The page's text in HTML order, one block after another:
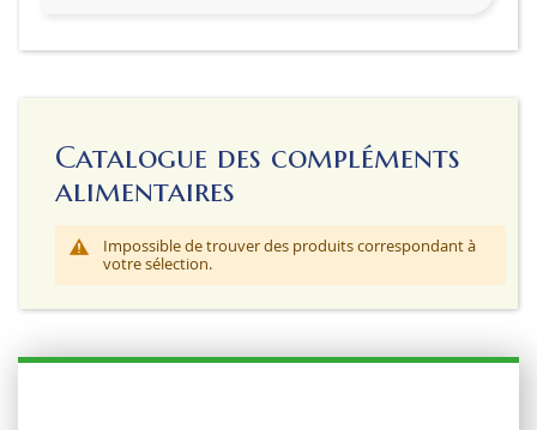
Catalogue des compléments
alimentaires
Impossible de trouver des produits correspondant à
votre sélection.